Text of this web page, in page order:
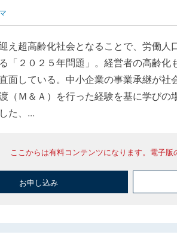
え超高齢化社会となることで、労働人
「２０２５年問題」。経営者の高齢化
面している。中小企業の事業承継が社
（Ｍ＆Ａ）を行った経験を基に学びの
た、...
ここからは有料コンテンツになります。電子版
お申し込み